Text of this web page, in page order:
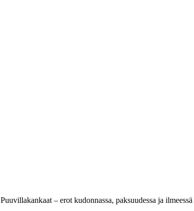
Puuvillakankaat – erot kudonnassa, paksuudessa ja ilmeessä